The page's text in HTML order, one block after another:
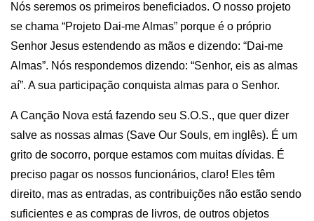
Nós seremos os primeiros beneficiados. O nosso projeto
se chama “Projeto Dai-me Almas” porque é o próprio
Senhor Jesus estendendo as mãos e dizendo: “Dai-me
Almas”. Nós respondemos dizendo: “Senhor, eis as almas
aí”. A sua participação conquista almas para o Senhor.
A Canção Nova está fazendo seu S.O.S., que quer dizer
salve as nossas almas (Save Our Souls, em inglês). É um
grito de socorro, porque estamos com muitas dívidas. É
preciso pagar os nossos funcionários, claro! Eles têm
direito, mas as entradas, as contribuições não estão sendo
suficientes e as compras de livros, de outros objetos